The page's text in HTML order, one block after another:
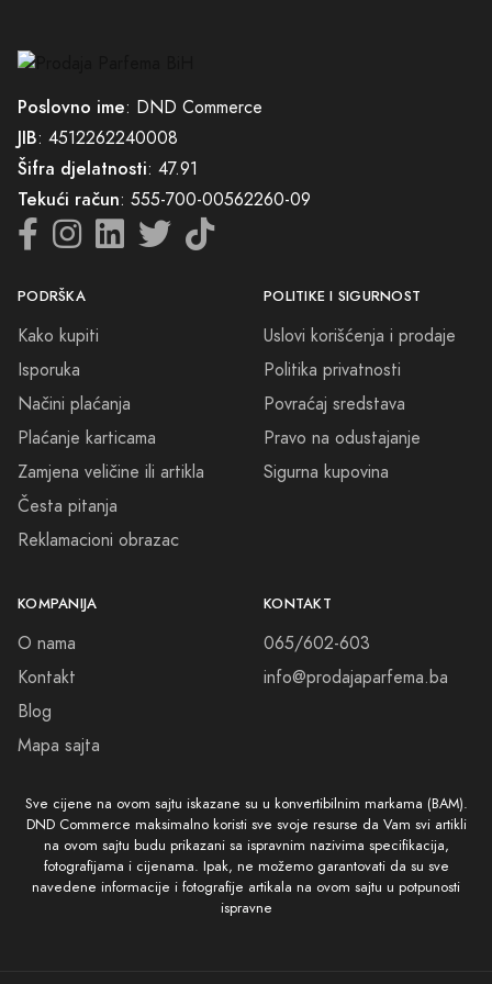
Poslovno ime: DND Commerce
JIB: 4512262240008
Šifra djelatnosti: 47.91
Tekući račun: 555-700-00562260-09
PODRŠKA
Kako kupiti
Isporuka
Načini plaćanja
Plaćanje karticama
Zamjena veličine ili artikla
Česta pitanja
Reklamacioni obrazac
POLITIKE I SIGURNOST
Uslovi korišćenja i prodaje
Politika privatnosti
Povraćaj sredstava
Pravo na odustajanje
Sigurna kupovina
KOMPANIJA
O nama
Kontakt
Blog
Mapa sajta
KONTAKT
065/602-603
info@prodajaparfema.ba
Sve cijene na ovom sajtu iskazane su u konvertibilnim markama (BAM).
DND Commerce maksimalno koristi sve svoje resurse da Vam svi artikli
na ovom sajtu budu prikazani sa ispravnim nazivima specifikacija,
fotografijama i cijenama. Ipak, ne možemo garantovati da su sve
navedene informacije i fotografije artikala na ovom sajtu u potpunosti
ispravne